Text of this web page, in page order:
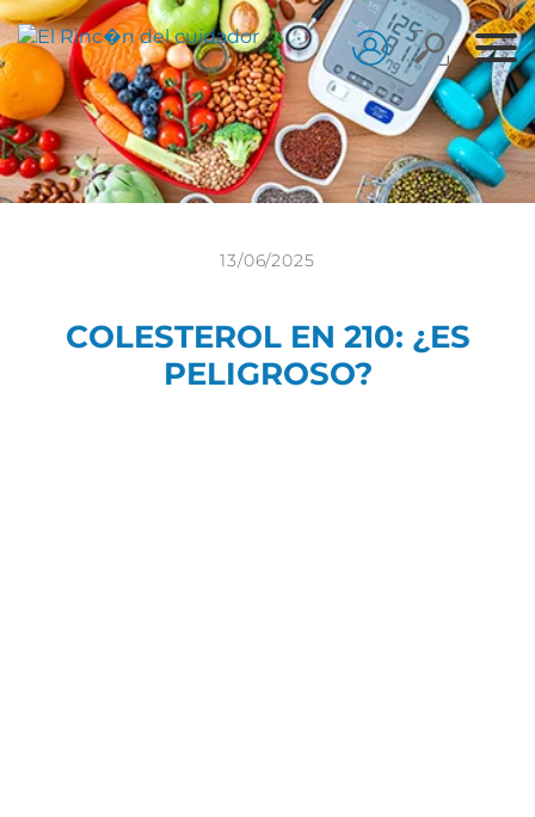
13/06/2025
COLESTEROL EN 210: ¿ES
PELIGROSO?